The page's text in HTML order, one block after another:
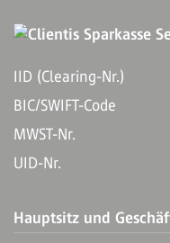
IID (Clearing-Nr.)
BIC/SWIFT-Code
MWST-Nr.
UID-Nr.
Hauptsitz und